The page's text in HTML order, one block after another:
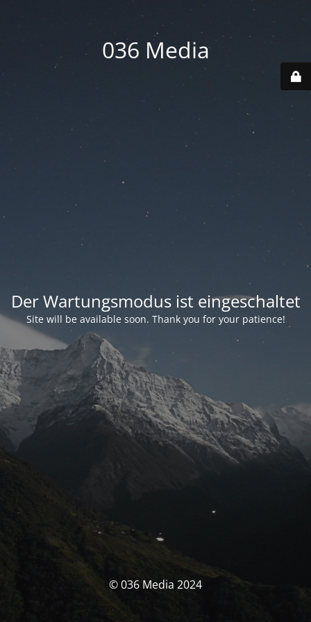
036 Media
Der Wartungsmodus ist eingeschaltet
Site will be available soon. Thank you for your patience!
© 036 Media 2024